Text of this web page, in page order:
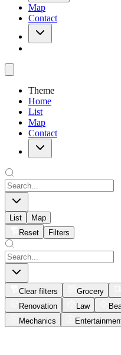
Map
Contact
Theme
Home
List
Map
Contact
List
Map
Reset
Filters
Clear filters Grocery
Renovation
Law
Mechanics